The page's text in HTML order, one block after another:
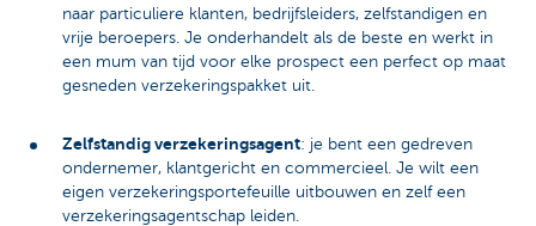
naar particuliere klanten, bedrijfsleiders, zelfstandigen en
vrije beroepers. Je onderhandelt als de beste en werkt in
een mum van tijd voor elke prospect een perfect op maat
gesneden verzekeringspakket uit.
Zelfstandig verzekeringsagent: je bent een gedreven
ondernemer, klantgericht en commercieel. Je wilt een
eigen verzekeringsportefeuille uitbouwen en zelf een
verzekeringsagentschap leiden.